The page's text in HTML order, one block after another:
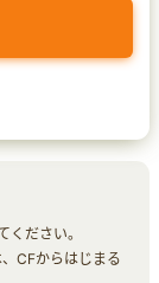
ださい。
CFからはじまる